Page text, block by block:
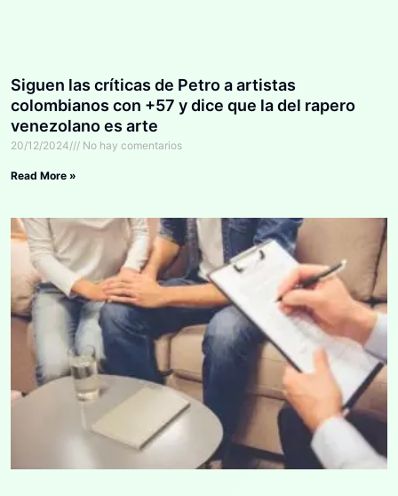
Siguen las críticas de Petro a artistas
colombianos con +57 y dice que la del rapero
venezolano es arte
20/12/2024 No hay comentarios
Read More »